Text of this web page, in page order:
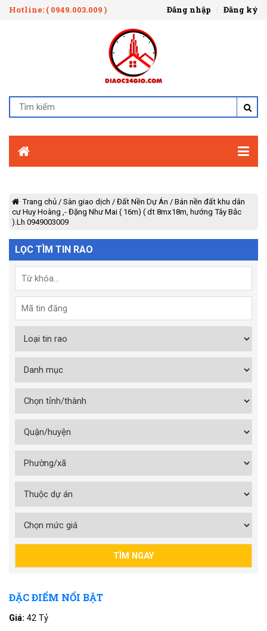
Hotline: ( 0949.003.009 ) Đăng nhập Đăng ký
Trang chủ / Sàn giao dịch / Đất Nền Dự Án / Bán nền đất khu dân
cư Huy Hoàng ,- Đặng Như Mai ( 16m) ( dt 8mx18m, hướng Tây Bắc
).Lh 0949003009
LỌC TÌM TIN RAO
ĐẶC ĐIỂM NỔI BẬT
Giá: 42 Tỷ